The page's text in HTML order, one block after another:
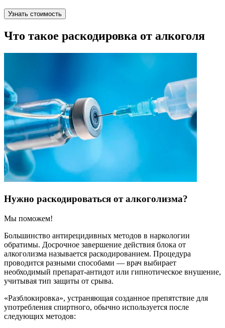
Узнать стоимость
Что такое раскодировка от алкоголя
Нужно раскодироваться от алкоголизма?
Мы поможем!
Большинство антирецидивных методов в наркологии
обратимы. Досрочное завершение действия блока от
алкоголизма называется раскодированием. Процедура
проводится разными способами — врач выбирает
необходимый препарат-антидот или гипнотическое внушение,
учитывая тип защиты от срыва.
«Разблокировка», устраняющая созданное препятствие для
употребления спиртного, обычно используется после
следующих методов: